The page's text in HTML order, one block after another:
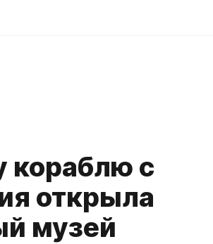
кораблю с
открыла
музей